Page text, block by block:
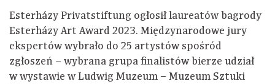
Esterházy Privatstiftung ogłosił laureatów bagrody
Esterházy Art Award 2023. Międzynarodowe jury
ekspertów wybrało do 25 artystów spośród
zgłoszeń – wybrana grupa finalistów bierze udział
w wystawie w Ludwig Muzeum – Muzeum Sztuki